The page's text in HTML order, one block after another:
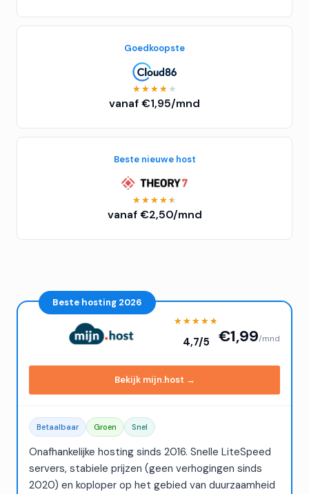
Goedkoopste
★★★★★
★★★★★
vanaf €1,95/mnd
Beste nieuwe host
★★★★★
★★★★★
vanaf €2,50/mnd
★★★★★
★★★★★
4,7/5 €1,99/mnd
Bekijk mijn.host →
Betaalbaar Groen Snel
Onafhankelijke hosting sinds 2016. Snelle LiteSpeed
servers, stabiele prijzen (geen verhogingen sinds
2020) en koploper op het gebied van duurzaamheid